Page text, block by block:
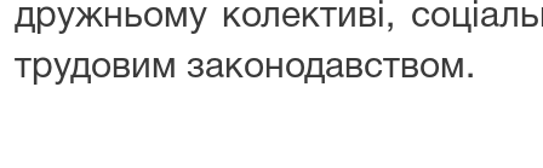
дружньому колективі,
трудовим законодавством.